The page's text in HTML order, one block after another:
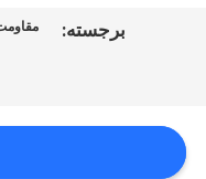
درخواست
نقل
برجسته: